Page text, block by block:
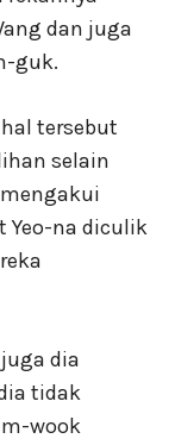
dan juga
guk.
tersebut
selain
Yeo-na diculik
dia
tidak
wook